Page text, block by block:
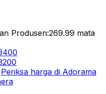
Produsen:269.99 mata
Periksa harga di Adorama